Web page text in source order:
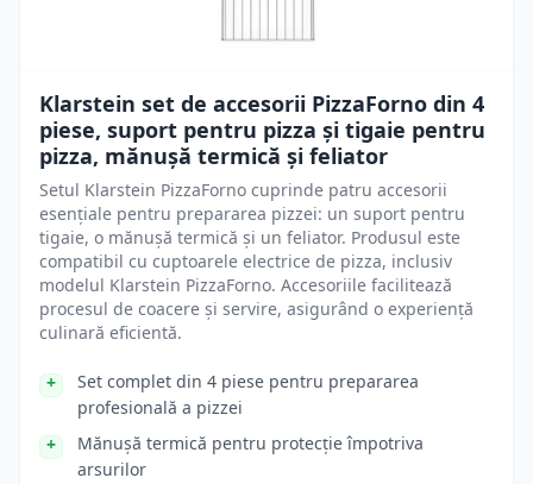
Klarstein set de accesorii PizzaForno din 4
piese, suport pentru pizza și tigaie pentru
pizza, mănușă termică și feliator
Setul Klarstein PizzaForno cuprinde patru accesorii
esențiale pentru prepararea pizzei: un suport pentru
tigaie, o mănușă termică și un feliator. Produsul este
compatibil cu cuptoarele electrice de pizza, inclusiv
modelul Klarstein PizzaForno. Accesoriile facilitează
procesul de coacere și servire, asigurând o experiență
culinară eficientă.
Set complet din 4 piese pentru prepararea
profesională a pizzei
Mănușă termică pentru protecție împotriva
arsurilor